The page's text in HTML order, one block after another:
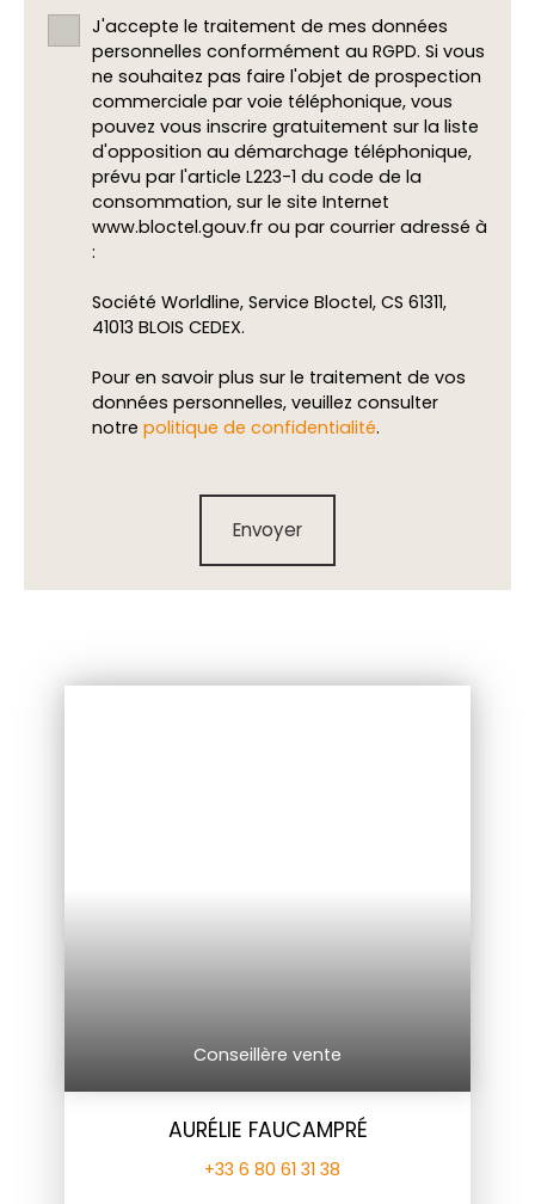
J'accepte le traitement de mes données
personnelles conformément au RGPD. Si vous
ne souhaitez pas faire l'objet de prospection
commerciale par voie téléphonique, vous
pouvez vous inscrire gratuitement sur la liste
d'opposition au démarchage téléphonique,
prévu par l'article L223-1 du code de la
consommation, sur le site Internet
www.bloctel.gouv.fr ou par courrier adressé à
:
Société Worldline, Service Bloctel, CS 61311,
41013 BLOIS CEDEX.
Pour en savoir plus sur le traitement de vos
données personnelles, veuillez consulter
notre politique de confidentialité.
Envoyer
Conseillère vente
AURÉLIE FAUCAMPRÉ
+33 6 80 61 31 38